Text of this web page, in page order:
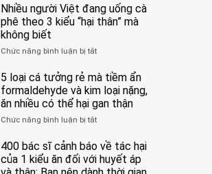
này
suốt
bác
“Xoắn
900
độ,
không
kịp
quá
mạnh
vệ
4
nhóm
người
được
bác
cảnh
báo
“ĐỪNG
ca
tử
tay
miệng:
Bác
Bệnh
viện
đồng
1
ra
Nhiều người Việt đang uống cà
phê theo 3 kiểu “hại thân” mà
không biết
Chức năng bình luận bị tắtở
người
Việt
đang
uống
cà
theo
3
kiểu
5 loại cá tưởng rẻ mà tiềm ẩn
formaldehyde và kim loại nặng,
ăn nhiều có thể hại gan thận
Chức năng bình luận bị tắtở
loại
cá
tưởng
400 bác sĩ cảnh báo về tác hại
của 1 kiểu ăn đối với huyết áp